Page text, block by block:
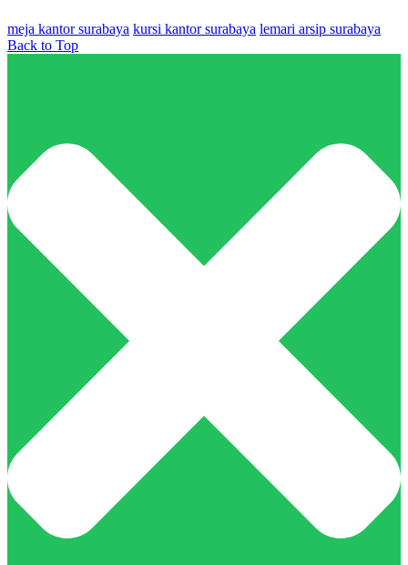
meja kantor surabaya kursi kantor surabaya lemari arsip surabaya
Back to Top